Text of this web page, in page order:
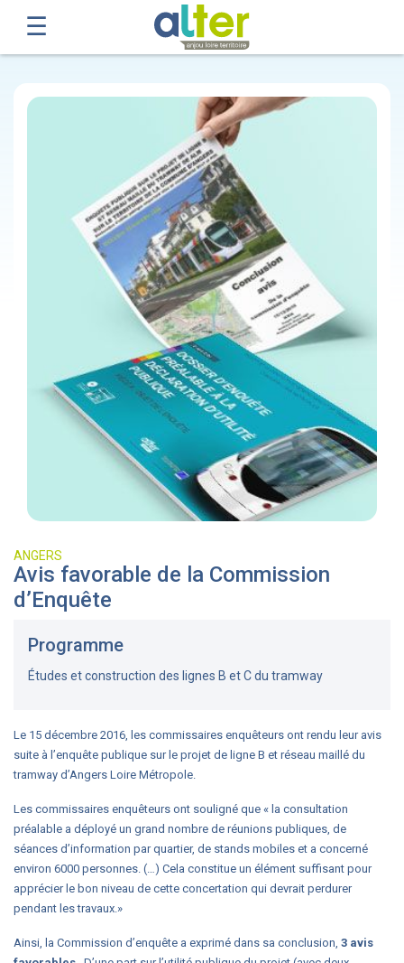
ANGERS
Avis favorable de la Commission
d’Enquête
Programme
Études et construction des lignes B et C du tramway
Le 15 décembre 2016, les commissaires enquêteurs ont rendu leur avis
suite à l’enquête publique sur le projet de ligne B et réseau maillé du
tramway d’Angers Loire Métropole.
Les commissaires enquêteurs ont souligné que « la consultation
préalable a déployé un grand nombre de réunions publiques, de
séances d’information par quartier, de stands mobiles et a concerné
environ 6000 personnes. (…) Cela constitue un élément suffisant pour
apprécier le bon niveau de cette concertation qui devrait perdurer
pendant les travaux.»
Ainsi, la Commission d’enquête a exprimé dans sa conclusion, 3 avis